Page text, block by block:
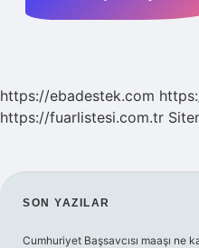
https://ebadestek.com
https://fuarlistesi.com.tr
SIDEBAR
SON YAZILAR
Cumhuriyet Başsavcısı maaşı ne